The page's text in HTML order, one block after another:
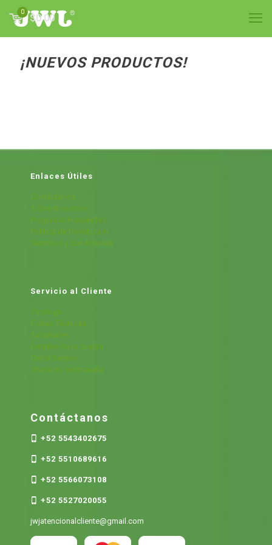
0
$0.00
¡NUEVOS PRODUCTOS!
Enlaces Útiles
Contáctanos
Sobre Nosotros
Preguntas Frecuentes
Política de Devolución
Términos y condiciones
Servicio al Cliente
Cátalogo
Fichas Técnicas
Sucursales
Detalles de la cuenta
Cerrar Sesión
Olvide mi contraseña
Contáctanos
+52 5543402675
+52 5510689616
+52 5566073108
+52 5527020055
jwjatencionalcliente@gmail.com